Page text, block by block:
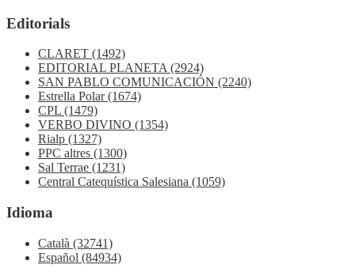
Editorials
CLARET (1492)
EDITORIAL PLANETA(2924)
SAN PABLO COMUNICACIÓN (2240)
Estrella Polar(1674)
CPL (1479)
VERBO DIVINO (1354)
Rialp (1327)
PPC altres (1300)
Sal Terrae (1231)
Central Catequística Salesiana (1059)
Idioma
Català (32741)
Español (84934)